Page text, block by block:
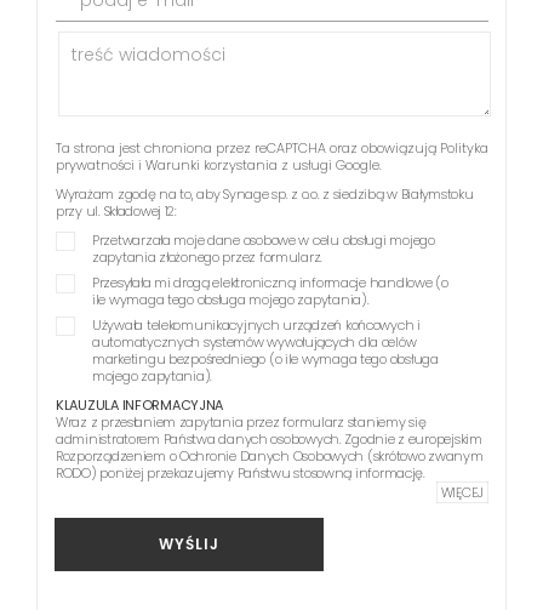
Ta strona jest chroniona przez reCAPTCHA oraz obowiązują Polityka
prywatności i Warunki korzystania z usługi Google.
Wyrażam zgodę na to, aby Synage sp. z o.o. z siedzibą w Białymstoku
przy ul. Składowej 12:
Przetwarzała moje dane osobowe w celu obsługi mojego
zapytania złożonego przez formularz.
Przesyłała mi drogą elektroniczną informacje handlowe (o
ile wymaga tego obsługa mojego zapytania).
Używała telekomunikacyjnych urządzeń końcowych i
automatycznych systemów wywołujących dla celów
marketingu bezpośredniego (o ile wymaga tego obsługa
mojego zapytania).
KLAUZULA INFORMACYJNA
Wraz z przesłaniem zapytania przez formularz staniemy się
administratorem Państwa danych osobowych. Zgodnie z europejskim
Rozporządzeniem o Ochronie Danych Osobowych (skrótowo zwanym
RODO) poniżej przekazujemy Państwu stosowną informację.
WIĘCEJ
WYŚLIJ